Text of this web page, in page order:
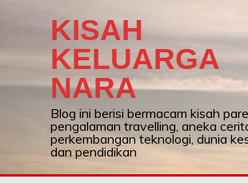
KISAH
KELUARGA
NARA
Blog ini berisi bermacam kisah
pengalaman travelling, aneka
perkembangan teknologi, dunia
dan pendidikan